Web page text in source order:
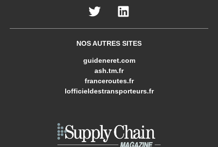
NOS AUTRES SITES
guideneret.com
ash.tm.fr
franceroutes.fr
lofficieldestransporteurs.fr